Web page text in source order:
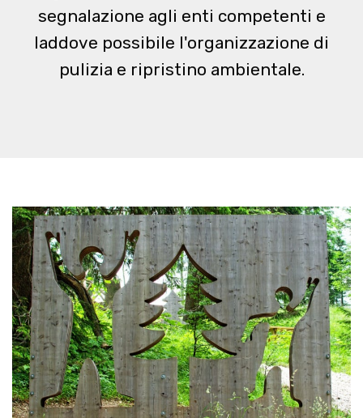
segnalazione agli enti competenti e
laddove possibile l'organizzazione di
pulizia e ripristino ambientale.